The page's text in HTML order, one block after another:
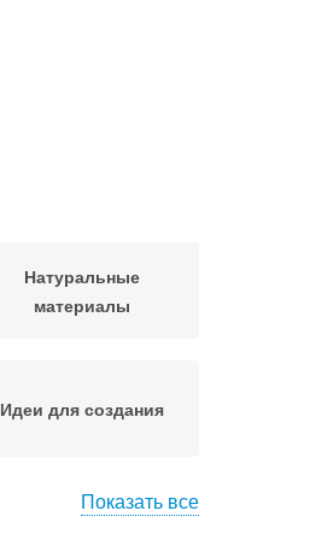
Натуральные
материалы
Идеи для создания
Композиция из
Показать все